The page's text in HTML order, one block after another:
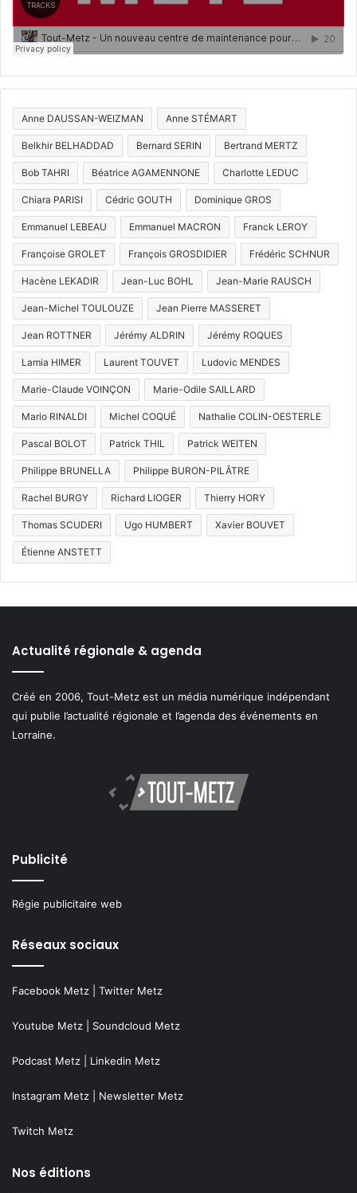
Anne DAUSSAN-WEIZMAN Anne STÉMART
Belkhir BELHADDAD Bernard SERIN Bertrand MERTZ
Bob TAHRI Béatrice AGAMENNONE Charlotte LEDUC
Chiara PARISI Cédric GOUTH Dominique GROS
Emmanuel LEBEAU Emmanuel MACRON Franck LEROY
Françoise GROLET François GROSDIDIER Frédéric SCHNUR
Hacène LEKADIR Jean-Luc BOHL Jean-Marie RAUSCH
Jean-Michel TOULOUZE Jean Pierre MASSERET
Jean ROTTNER Jérémy ALDRIN Jérémy ROQUES
Lamia HIMER Laurent TOUVET Ludovic MENDES
Marie-Claude VOINÇON Marie-Odile SAILLARD
Mario RINALDI Michel COQUÉ Nathalie COLIN-OESTERLE
Pascal BOLOT Patrick THIL Patrick WEITEN
Philippe BRUNELLA Philippe BURON-PILÂTRE
Rachel BURGY Richard LIOGER Thierry HORY
Thomas SCUDERI Ugo HUMBERT Xavier BOUVET
Étienne ANSTETT
Actualité régionale & agenda
Créé en 2006, Tout-Metz est un média numérique indépendant
qui publie l’actualité régionale et l’agenda des événements en
Lorraine.
Publicité
Régie publicitaire web
Réseaux sociaux
Facebook Metz Twitter Metz
Youtube Metz Soundcloud Metz
Podcast Metz Linkedin Metz
Instagram Metz Newsletter Metz
Twitch Metz
Nos éditions